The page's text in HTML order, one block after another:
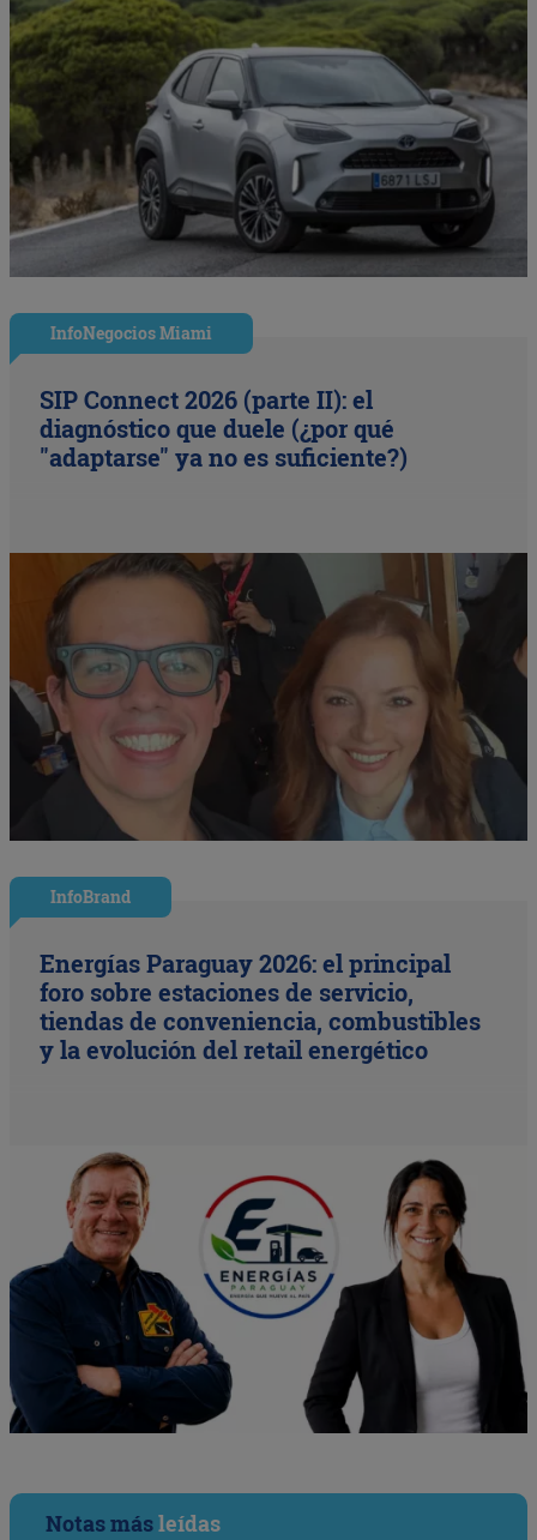
InfoNegocios Miami
SIP Connect 2026 (parte II): el
diagnóstico que duele (¿por qué
"adaptarse" ya no es suficiente?)
InfoBrand
Energías Paraguay 2026: el principal
foro sobre estaciones de servicio,
tiendas de conveniencia, combustibles
y la evolución del retail energético
Notas másleídas